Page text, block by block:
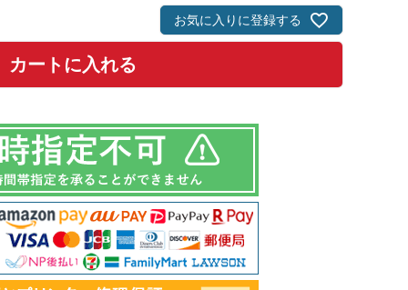
お気に入りに登録する
カートに入れる